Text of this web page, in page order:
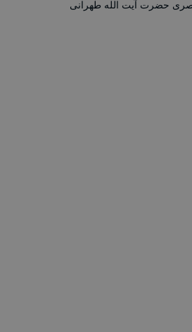
حضرت آیت الله طهرانی